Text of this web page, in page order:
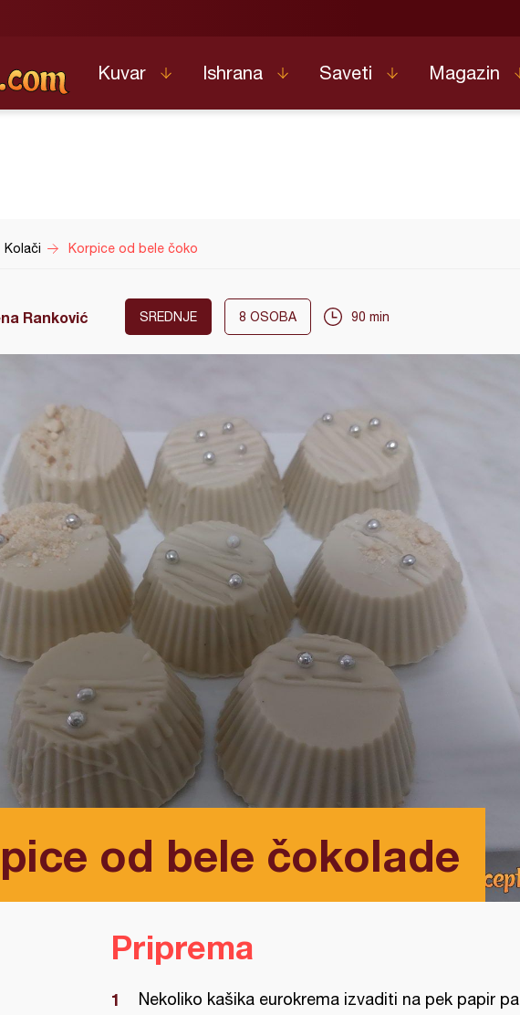
Kuvar Ishrana Saveti Magazin
Kolači Korpice od bele čoko
Ranković SREDNJE 8 OSOBA 90 min
od bele čokolade
Priprema
Nekoliko kašika eurokrema izvaditi na pek papir pa